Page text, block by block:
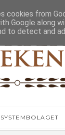
SYSTEMBOLAGET
cookies from
Google along
to detect and